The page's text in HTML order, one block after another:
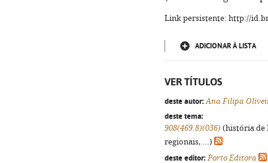
Link persistente: http://
ADICIONAR À LISTA
VER TÍTULOS
deste autor: Ana Filipa
deste tema:
908(469.8)(036) (história de
regionais, ...)
deste editor: Porto Editora